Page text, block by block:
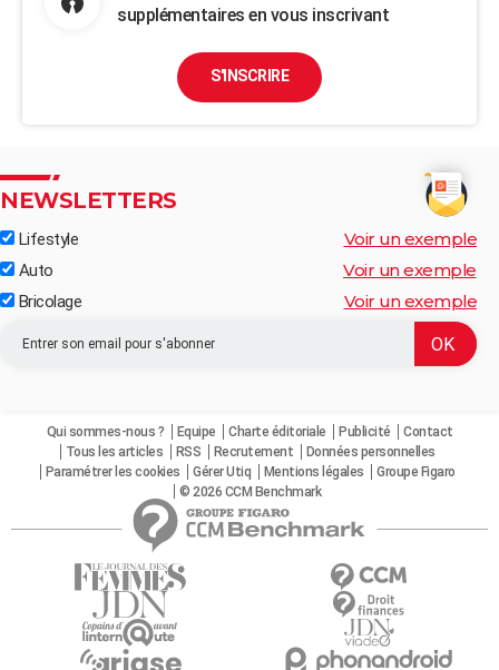
supplémentaires en vous inscrivant
S'INSCRIRE
NEWSLETTERS
Lifestyle Voir un exemple
Auto Voir un exemple
Bricolage Voir un exemple
Qui sommes-nous ? Equipe Charte éditoriale Publicité
Contact
Tous les articles
RSS Recrutement
Données personnelles
Paramétrer les cookies
Gérer Utiq Mentions légales
Groupe Figaro
© 2026 CCM Benchmark